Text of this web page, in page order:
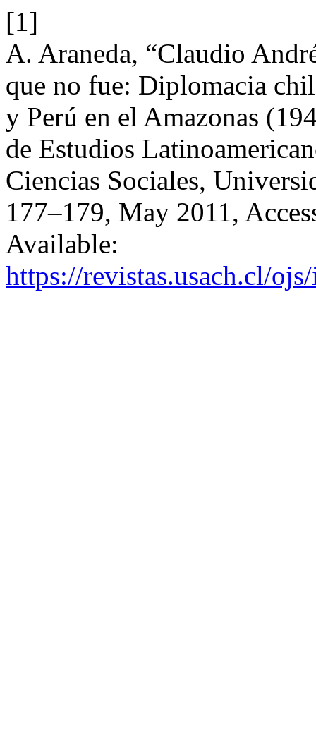
[1]
A. Araneda, “Claudio
que no fue: Diplomacia
y Perú en el Amazonas
de Estudios
Ciencias Sociales,
177–179, May 2011,
Available:
https://revistas.usach.cl/